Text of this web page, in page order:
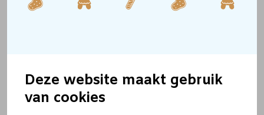
Deze website maakt gebruik
van cookies